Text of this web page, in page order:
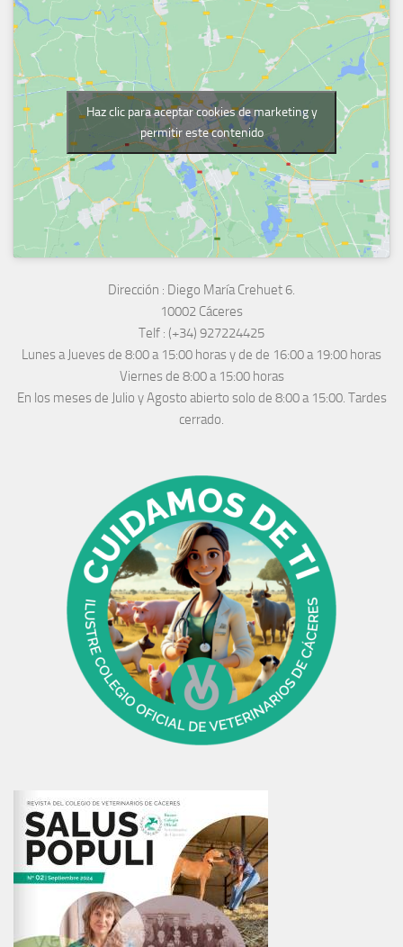
Haz clic para aceptar cookies de marketing y
permitir este contenido
Dirección : Diego María Crehuet 6.
10002 Cáceres
Telf : (+34) 927224425
Lunes a Jueves de 8:00 a 15:00 horas y de de 16:00 a 19:00 horas
Viernes de 8:00 a 15:00 horas
En los meses de Julio y Agosto abierto solo de 8:00 a 15:00. Tardes
cerrado.